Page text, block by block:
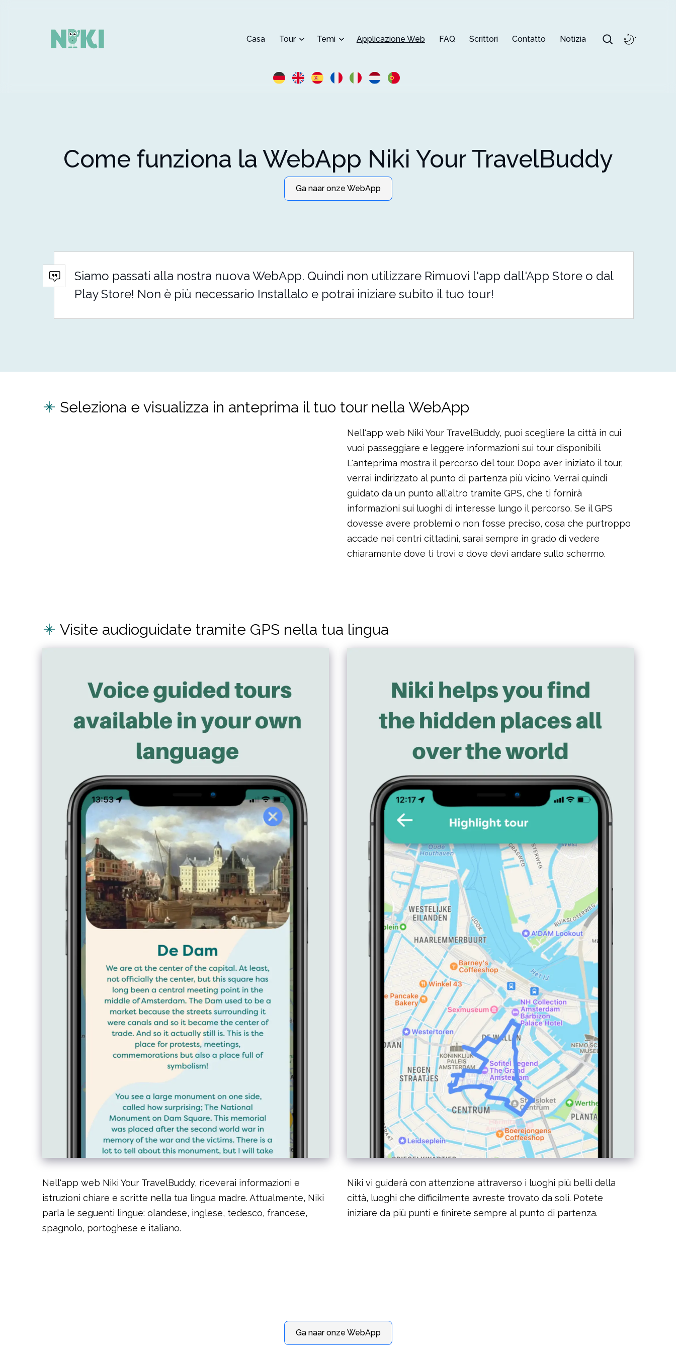
Casa Tour Temi Applicazione Web FAQ Scrittori Contatto Notizia
Come funziona la WebApp Niki Your TravelBuddy
Ga naar onze WebApp
Siamo passati alla nostra nuova WebApp. Quindi non utilizzare Rimuovi l'app dall'App Store o dal
Play Store! Non è più necessario Installalo e potrai iniziare subito il tuo tour!
Seleziona e visualizza in anteprima il tuo tour nella WebApp
Nell'app web Niki Your TravelBuddy, puoi scegliere la città in cui
vuoi passeggiare e leggere informazioni sui tour disponibili.
L'anteprima mostra il percorso del tour. Dopo aver iniziato il tour,
verrai indirizzato al punto di partenza più vicino. Verrai quindi
guidato da un punto all'altro tramite GPS, che ti fornirà
informazioni sui luoghi di interesse lungo il percorso. Se il GPS
dovesse avere problemi o non fosse preciso, cosa che purtroppo
accade nei centri cittadini, sarai sempre in grado di vedere
chiaramente dove ti trovi e dove devi andare sullo schermo.
Visite audioguidate tramite GPS nella tua lingua
Nell'app web Niki Your TravelBuddy, riceverai informazioni e
istruzioni chiare e scritte nella tua lingua madre. Attualmente, Niki
parla le seguenti lingue: olandese, inglese, tedesco, francese,
spagnolo, portoghese e italiano.
Niki vi guiderà con attenzione attraverso i luoghi più belli della
città, luoghi che difficilmente avreste trovato da soli. Potete
iniziare da più punti e finirete sempre al punto di partenza.
Ga naar onze WebApp